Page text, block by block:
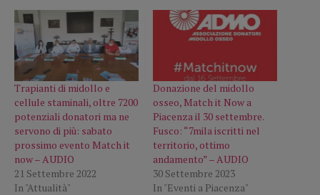
Trapianti di midollo e
cellule staminali, oltre 7200
potenziali donatori ma ne
servono di più: sabato
prossimo evento Match it
now – AUDIO
21 Settembre 2022
In "Attualità"
Donazione del midollo
osseo, Match it Now a
Piacenza il 30 settembre.
Fusco: “7mila iscritti nel
territorio, ottimo
andamento” – AUDIO
30 Settembre 2023
In "Eventi a Piacenza"